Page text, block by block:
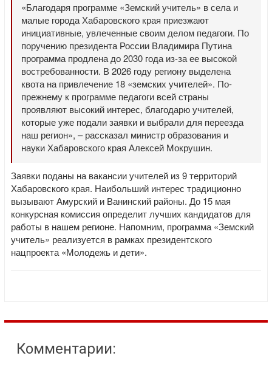
«Благодаря программе «Земский учитель» в села и
малые города Хабаровского края приезжают
инициативные, увлеченные своим делом педагоги. По
поручению президента России Владимира Путина
программа продлена до 2030 года из-за ее высокой
востребованности. В 2026 году региону выделена
квота на привлечение 18 «земских учителей». По-
прежнему к программе педагоги всей страны
проявляют высокий интерес, благодарю учителей,
которые уже подали заявки и выбрали для переезда
наш регион», – рассказал министр образования и
науки Хабаровского края Алексей Мокрушин.
Заявки поданы на вакансии учителей из 9 территорий
Хабаровского края. Наибольший интерес традиционно
вызывают Амурский и Ванинский районы. До 15 мая
конкурсная комиссия определит лучших кандидатов для
работы в нашем регионе. Напомним, программа «Земский
учитель» реализуется в рамках президентского
нацпроекта «Молодежь и дети».
Комментарии: